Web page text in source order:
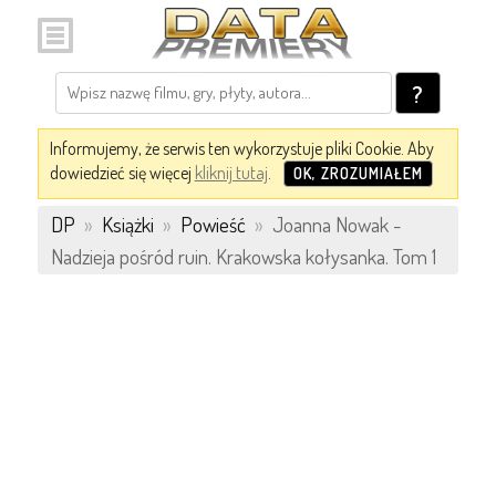
?
Informujemy, że serwis ten wykorzystuje pliki Cookie. Aby
dowiedzieć się więcej kliknij tutaj. OK, ZROZUMIAŁEM
DP » Książki » Powieść » Joanna Nowak -
Nadzieja pośród ruin. Krakowska kołysanka. Tom 1